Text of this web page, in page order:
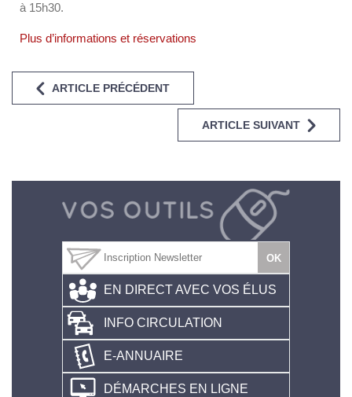
à 15h30.
Plus d’informations et réservations
ARTICLE PRÉCÉDENT
ARTICLE SUIVANT
EN DIRECT AVEC VOS ÉLUS
INFO CIRCULATION
E-ANNUAIRE
DÉMARCHES EN LIGNE